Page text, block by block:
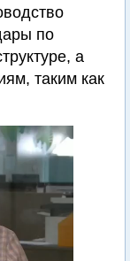
по
а
таким как